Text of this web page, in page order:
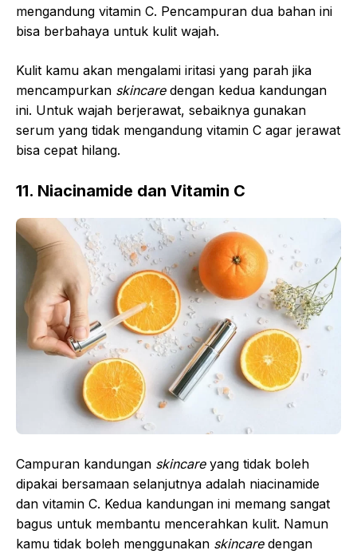
mengandung vitamin C. Pencampuran dua bahan ini
bisa berbahaya untuk kulit wajah.
Kulit kamu akan mengalami iritasi yang parah jika
mencampurkan skincaredengan kedua kandungan
ini. Untuk wajah berjerawat, sebaiknya gunakan
serum yang tidak mengandung vitamin C agar jerawat
bisa cepat hilang.
11. Niacinamide dan Vitamin C
Campuran kandungan skincareyang tidak boleh
dipakai bersamaan selanjutnya adalah niacinamide
dan vitamin C. Kedua kandungan ini memang sangat
bagus untuk membantu mencerahkan kulit. Namun
kamu tidak boleh menggunakan skincaredengan